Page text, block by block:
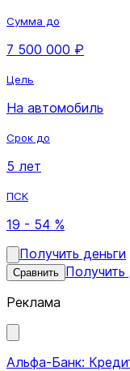
Сумма до
7 500 000 ₽
Цель
На автомобиль
Срок до
5 лет
ПСК
19 - 54 %
Получить деньги
Сравнить Получить
Реклама
Альфа-Банк: